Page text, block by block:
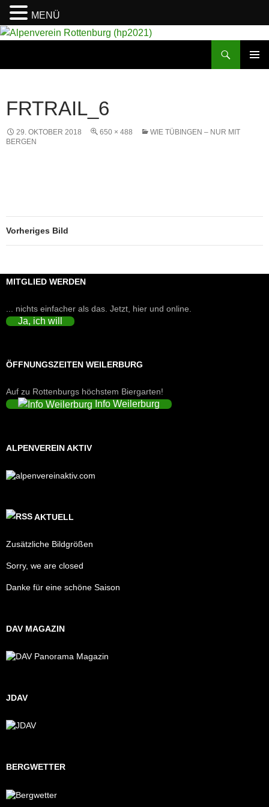
FRTRAIL_6
29. OKTOBER 2018 650 × 488
WIE TÜBINGEN – NUR MIT
BERGEN
Vorheriges Bild
MITGLIED WERDEN
... nichts einfacher als das. Jetzt, hier und online.
Ja, ich will
ÖFFNUNGSZEITEN WEILERBURG
Auf zu Rottenburgs höchstem Biergarten!
Info Weilerburg
ALPENVEREIN AKTIV
AKTUELL
Zusätzliche Bildgrößen
Sorry, we are closed
Danke für eine schöne Saison
DAV MAGAZIN
JDAV
BERGWETTER
MENÜ